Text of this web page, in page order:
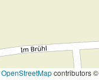
OpenStreetMapcontributors ©